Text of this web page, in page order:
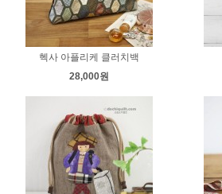
헥사 아플리케 클러치백
28,000원